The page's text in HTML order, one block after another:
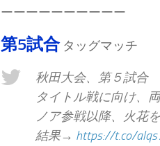
ーーーーーーーーーー
第5試合タッグマッチ
秋田大会、第５試合
タイトル戦に向け、
ノア参戦以降、火花
結果→ https://t.co/